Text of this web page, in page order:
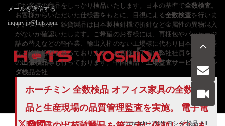
でお客様の商品をしっかり検品いたします。日本の基準で全数検査
お客様からいただいた仕様書をもとに、目視による全数検査を行いま
す。アパレル・雑貨製品は日本製検針機で折針など金属性の異物混入
がないか確認いたします。ご希望のお客様には、再梱包やパッケージ
詰め替えなどの軽作業、輸出入権のない工場様に代わり日本への配送
など輸出処理も承っております。お客様の工場に弊社社員を派遣して
の出張検品等も行っております。中国検品・工場監査サービス
ヨシ
ダ検品会社
ホーチミン 全数検品 オフィス家具の全数検
品と生産現場の品質管理監査を実施。 電子電
メールを送信する
inquiry.jp@hqts.com
お電話でのお問い合わせ
050-5840-2657
お問い合わせ
サイトマップ 利用規 Copyright ©2026ヨシダ 検品All